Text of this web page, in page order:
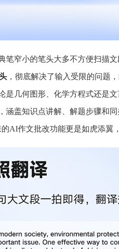
笔窄小的笔头大多不方便扫描
，彻底解决了输入受限的问题
是几何图形、化学方程式还是
涵盖知识点讲解、解题步骤和
AI作文批改功能更是如虎添翼